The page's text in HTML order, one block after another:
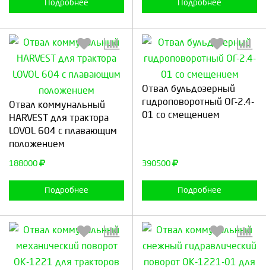
Подробнее Подробнее
Отвал коммунальный
HARVEST для трактора
LOVOL 604 с плавающим
положением
188000
Подробнее
Выберите количество:
Продолжить
Отвал бульдозерный
гидроповоротный ОГ-2.4-
01 со смещением
390500
Подробнее
Выберите количество: